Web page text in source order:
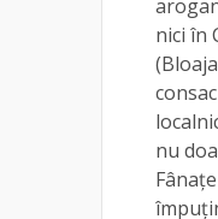
nici în
nu